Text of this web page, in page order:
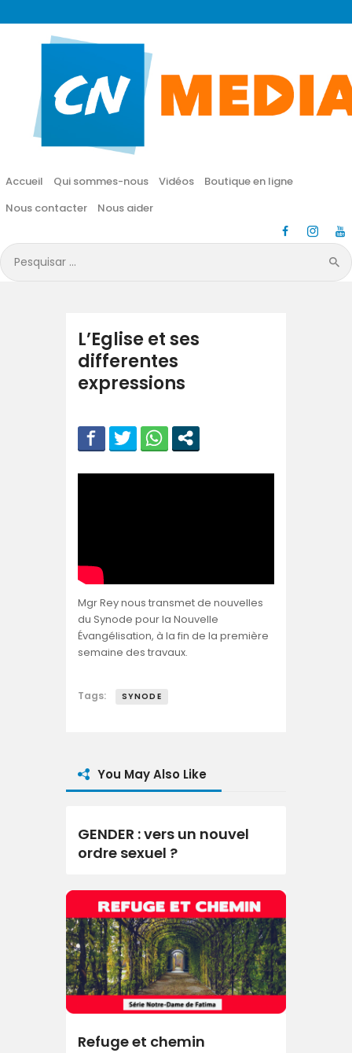
Accueil Qui sommes-nous Vidéos
Boutique en ligne
Nous contacter
Nous aider
Pesquisar
por:
CN MÉDIA
Une vie nouvelle en JESUS !
Accueil
Vidéos
Boutique en ligne
Nous aider
L’Eglise et ses
differentes
expressions
Mgr Rey nous transmet de nouvelles
du Synode pour la Nouvelle
Évangélisation, à la fin de la première
semaine des travaux.
Tags: SYNODE
You May Also Like
GENDER : vers un nouvel
ordre sexuel ?
Refuge et chemin